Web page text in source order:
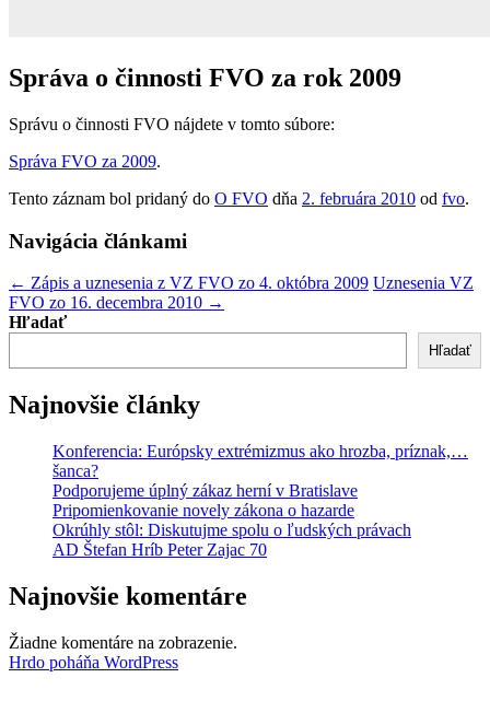
Správa o činnosti FVO za rok 2009
Správu o činnosti FVO nájdete v tomto súbore:
Správa FVO za 2009.
Tento záznam bol pridaný do O FVO dňa 2. februára 2010 od fvo.
Navigácia článkami
← Zápis a uznesenia z VZ FVO zo 4. októbra 2009 Uznesenia VZ
FVO zo 16. decembra 2010 →
Hľadať
Hľadať
Najnovšie články
Konferencia: Európsky extrémizmus ako hrozba, príznak,…
šanca?
Podporujeme úplný zákaz herní v Bratislave
Pripomienkovanie novely zákona o hazarde
Okrúhly stôl: Diskutujme spolu o ľudských právach
AD Štefan Hríb Peter Zajac 70
Najnovšie komentáre
Žiadne komentáre na zobrazenie.
Hrdo poháňa WordPress